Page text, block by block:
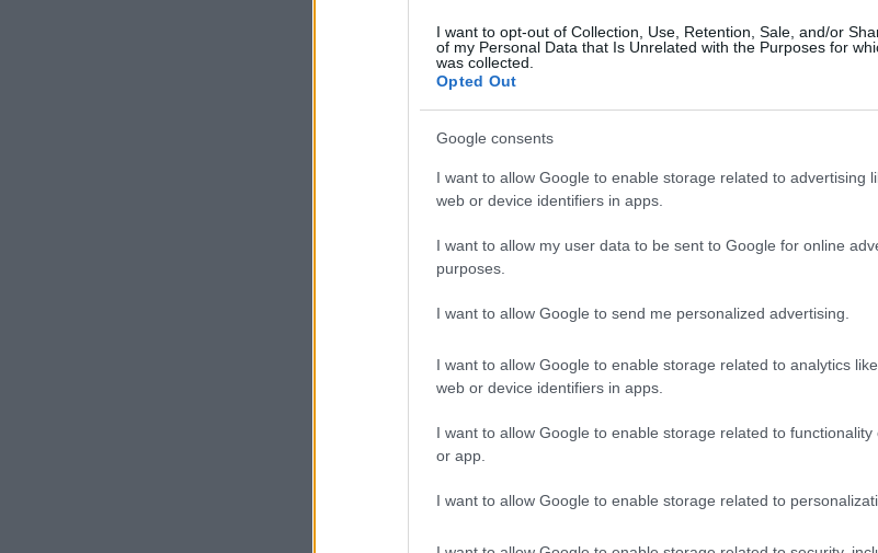
I want to opt-out of Collection, Use, Retention, Sale, and/or
of my Personal Data that Is Unrelated with the Purposes for
was collected.
Opted Out
Google consents
I want to allow Google to enable storage related to advertising
web or device identifiers in apps.
I want to allow my user data to be sent to Google for online
purposes.
I want to allow Google to send me personalized advertising.
I want to allow Google to enable storage related to analytics
web or device identifiers in apps.
I want to allow Google to enable storage related to functionality
or app.
I want to allow Google to enable storage related to